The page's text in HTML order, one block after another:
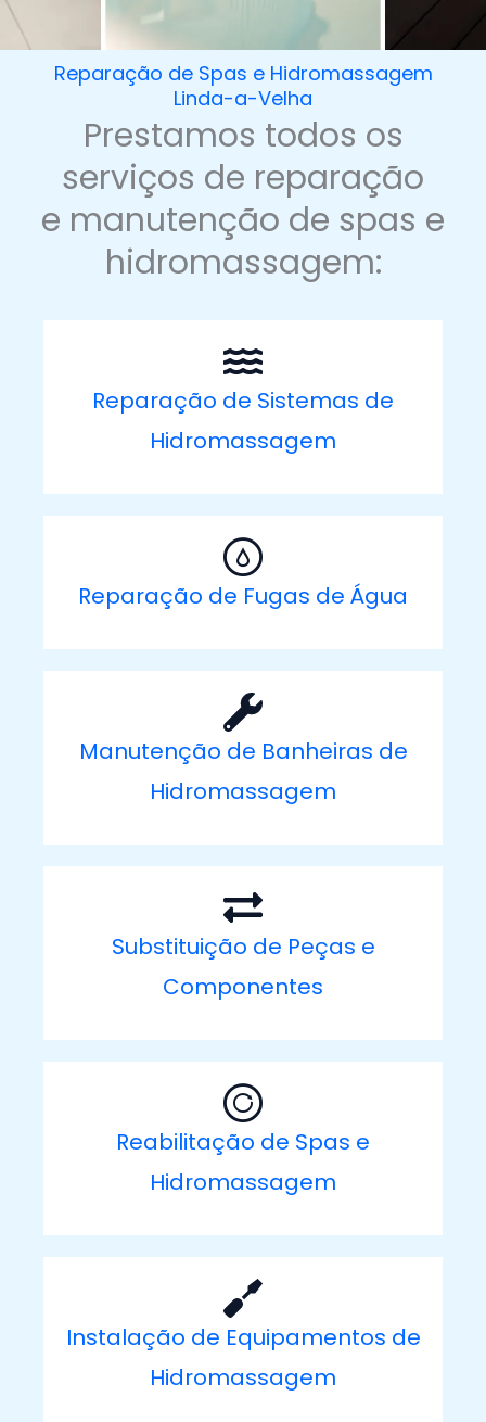
Reparação de Spas e Hidromassagem
Linda-a-Velha
Prestamos todos os
serviços de reparação
e manutenção de spas e
hidromassagem:
Reparação de Sistemas de
Hidromassagem
Reparação de Fugas de Água
Manutenção de Banheiras de
Hidromassagem
Substituição de Peças e
Componentes
Reabilitação de Spas e
Hidromassagem
Instalação de Equipamentos de
Hidromassagem